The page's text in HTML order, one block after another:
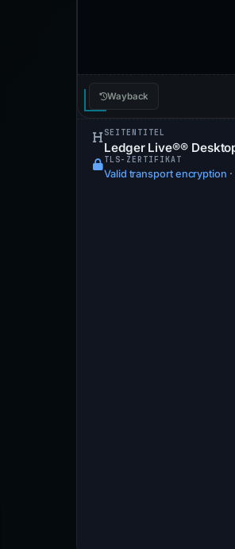
Wayback
SEITENTITEL
Ledger Live®®
TLS-ZERTIFIKAT
Valid transport encryption ·